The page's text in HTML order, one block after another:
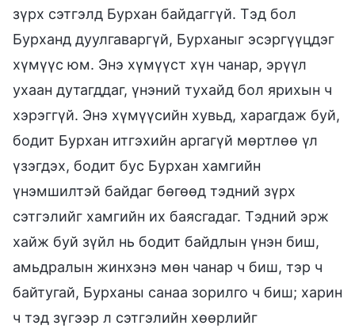
зүрх сэтгэлд Бурхан байдаггүй. Тэд бол
Бурханд дуулгаваргүй, Бурханыг эсэргүүцдэг
хүмүүс юм. Энэ хүмүүст хүн чанар, эрүүл
ухаан дутагддаг, үнэний тухайд бол ярихын ч
хэрэггүй. Энэ хүмүүсийн хувьд, харагдаж буй,
бодит Бурхан итгэхийн аргагүй мөртлөө үл
үзэгдэх, бодит бус Бурхан хамгийн
үнэмшилтэй байдаг бөгөөд тэдний зүрх
сэтгэлийг хамгийн их баясгадаг. Тэдний эрж
хайж буй зүйл нь бодит байдлын үнэн биш,
амьдралын жинхэнэ мөн чанар ч биш, тэр ч
байтугай, Бурханы санаа зорилго ч биш; харин
ч тэд зүгээр л сэтгэлийн хөөрлийг